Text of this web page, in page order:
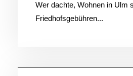
Wer dachte, Wohnen in Ulm
Friedhofsgebühren...